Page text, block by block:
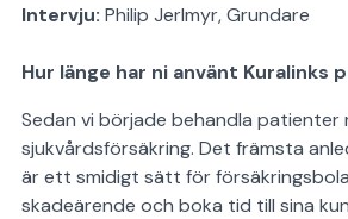
Intervju: Philip Jerlmyr, Grundare
Hur länge har ni använt Kuralinks
Sedan vi började behandla patienter
sjukvårdsförsäkring. Det främsta
är ett smidigt sätt för
skadeärende och boka tid till sina